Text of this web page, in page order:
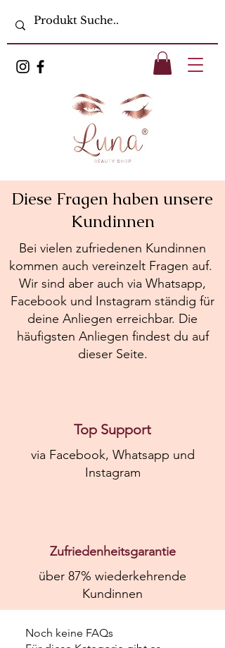
Diese Fragen haben unsere
Kundinnen
Bei vielen zufriedenen Kundinnen
kommen auch vereinzelt Fragen auf.
Wir sind aber auch via Whatsapp,
Facebook und Instagram ständig für
deine Anliegen erreichbar. Die
häufigsten Anliegen findest du auf
dieser Seite.
Top Support
via Facebook, Whatsapp und
Instagram
Zufriedenheitsgarantie
über 87% wiederkehrende
Kundinnen
Noch keine FAQs